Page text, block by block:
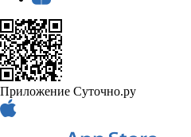
Приложение Суточно.ру